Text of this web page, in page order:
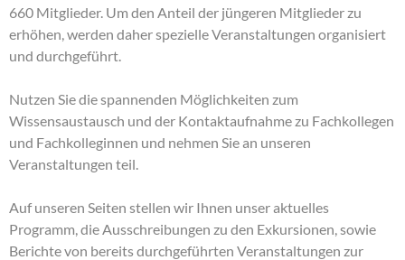
660 Mitglieder. Um den Anteil der jüngeren Mitglieder zu
erhöhen, werden daher spezielle Veranstaltungen organisiert
und durchgeführt.
Nutzen Sie die spannenden Möglichkeiten zum
Wissensaustausch und der Kontaktaufnahme zu Fachkollegen
und Fachkolleginnen und nehmen Sie an unseren
Veranstaltungen teil.
Auf unseren Seiten stellen wir Ihnen unser aktuelles
Programm, die Ausschreibungen zu den Exkursionen, sowie
Berichte von bereits durchgeführten Veranstaltungen zur